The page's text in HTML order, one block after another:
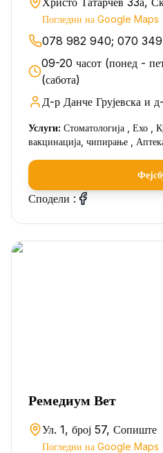
Погледни на Google Maps
078 982 940; 070
09-20 часот (понед -
(сабота)
Д-р Данче Грујевска и
Услуги: Стоматологија , Ехо ,
вакцинација, чипирање ,
Сподели :
Ремедиум Вет
Ул. 1, број 57, Сопиште
Погледни на Google Maps